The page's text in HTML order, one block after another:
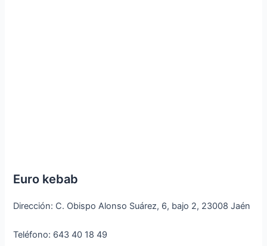
Euro kebab
Dirección: C. Obispo Alonso Suárez, 6, bajo 2, 23008 Jaén
Teléfono: 643 40 18 49